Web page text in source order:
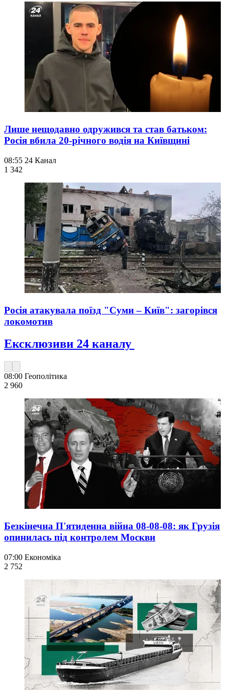
Лише нещодавно одружився та став батьком:
Росія вбила 20-річного водія на Київщині
08:55 24 Канал
1 342
Росія атакувала поїзд "Суми – Київ": загорівся
локомотив
Ексклюзиви 24 каналу
08:00 Геополітика
2 960
Безкінечна П'ятиденна війна 08-08-08: як Грузія
опинилась під контролем Москви
07:00 Економіка
2 752